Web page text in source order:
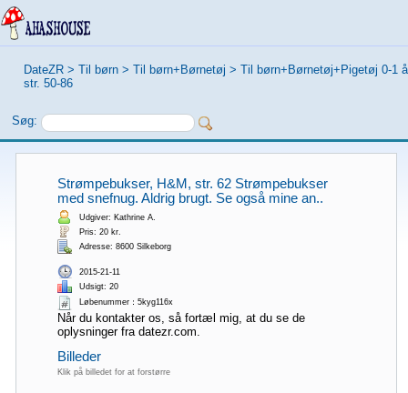
DateZR > Til børn > Til børn+Børnetøj > Til børn+Børnetøj+Pigetøj 0-1
str. 50-86
Søg:
Strømpebukser, H&M, str. 62 Strømpebukser
med snefnug. Aldrig brugt. Se også mine an..
Udgiver: Kathrine A.
Pris: 20 kr.
Adresse: 8600 Silkeborg
2015-21-11
Udsigt: 20
Løbenummer：5kyg116x
Når du kontakter os, så fortæl mig, at du se de
oplysninger fra datezr.com.
Billeder
Klik på billedet for at forstørre